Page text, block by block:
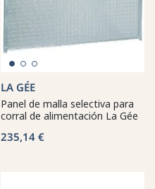
LA GÉE
Panel de malla selectiva para
corral de alimentación La Gée
235,14 €